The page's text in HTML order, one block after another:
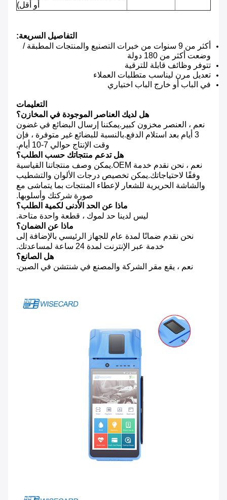
أو أقل)
التفاصيل السريعة:
أكثر من 9 سنوات من خبرات التصنيع والمنتجات المطبقة /
وضعت أكثر من 180 دولة
تتوفر وظائف قابلة للترقية
تعديل مرن ليناسب متطلبات العملاء
في الباب أو خارج الباب اختياري
التعليمات
هل لديك العناصر الموجودة في المخازن؟
نعم ، العنصر مخزون كبير.يمكننا إرسال البضائع في غضون
3 أيام بعد استلام الدفع.بالنسبة للبضائع غير متوفرة ، فإن
وقت الإنتاج حوالي 7-10 أيام.
هل تدعم منتجاتك حسب الطلب؟
نعم ، نحن نقدم خدمة OEM.يمكن وصف منتجاتنا القياسية
وفقًا لاحتياجاتك.يمكن تخصيص درجات الألوان والتشطيب
والشاشة الحريرية للشعار لإعطاء المنتجات بما يتماشى مع
صورة شركتك وأسلوبها.
ماذا عن الحد الأدنى لكمية الطلب؟
ليس لدينا حد لموك ، قطعة واحدة متاحة.
ماذا عن الضمان؟
نحن نقدم ضمانًا لمدة عام للجهاز الرئيسي بالإضافة إلى
خدمة عبر الإنترنت لمدة 24 ساعة لمساعدتك.
هل الصانع؟
نعم ، يقع مقر الشركة والمصنع في شنتشن في الصين.